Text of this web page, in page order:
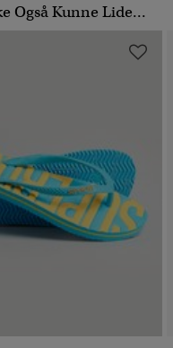
Også Kunne Lide...